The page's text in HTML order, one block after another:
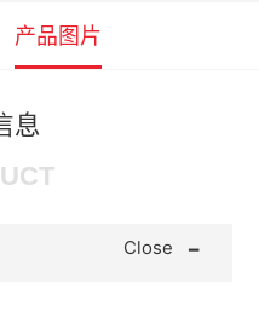
产品图片
息
Close -